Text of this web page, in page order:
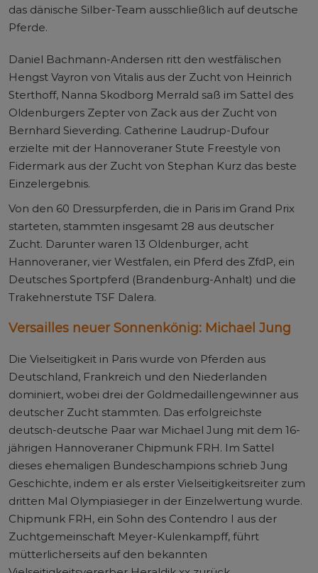
das dänische Silber-Team ausschließlich auf deutsche
Pferde.
Daniel Bachmann-Andersen ritt den westfälischen
Hengst Vayron von Vitalis aus der Zucht von Heinrich
Sterthoff, Nanna Skodborg Merrald saß im Sattel des
Oldenburgers Zepter von Zack aus der Zucht von
Bernhard Sieverding. Catherine Laudrup-Dufour
erzielte mit der Hannoveraner Stute Freestyle von
Fidermark aus der Zucht von Stephan Kurz das beste
Einzelergebnis.
Von den 60 Dressurpferden, die in Paris im Grand Prix
starteten, stammten insgesamt 28 aus deutscher
Zucht. Darunter waren 13 Oldenburger, acht
Hannoveraner, vier Westfalen, ein Pferd des ZfdP, ein
Deutsches Sportpferd (Brandenburg-Anhalt) und die
Trakehnerstute TSF Dalera.
Versailles neuer Sonnenkönig: Michael Jung
Die Vielseitigkeit in Paris wurde von Pferden aus
Deutschland, Frankreich und den Niederlanden
dominiert, wobei drei der Goldmedaillengewinner aus
deutscher Zucht stammten. Das erfolgreichste
deutsch-deutsche Paar war Michael Jung mit dem 16-
jährigen Hannoveraner Chipmunk FRH. Im Sattel
dieses ehemaligen Bundeschampions schrieb Jung
Geschichte, indem er als erster Vielseitigkeitsreiter zum
dritten Mal Olympiasieger in der Einzelwertung wurde.
Chipmunk FRH, ein Sohn des Contendro I aus der
Zuchtgemeinschaft Meyer-Kulenkampff, führt
mütterlicherseits auf den bekannten